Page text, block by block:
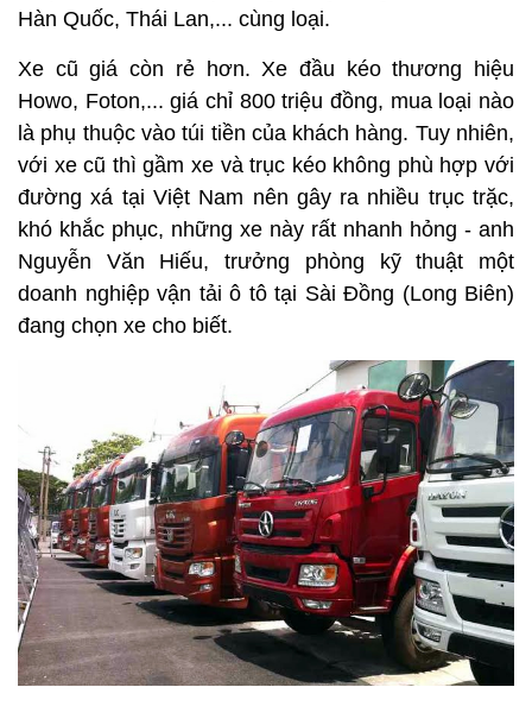
Hàn Quốc, Thái Lan,... cùng loại.
Xe cũ giá còn rẻ hơn. Xe đầu kéo thương hiệu
Howo, Foton,... giá chỉ 800 triệu đồng, mua loại nào
là phụ thuộc vào túi tiền của khách hàng. Tuy nhiên,
với xe cũ thì gầm xe và trục kéo không phù hợp với
đường xá tại Việt Nam nên gây ra nhiều trục trặc,
khó khắc phục, những xe này rất nhanh hỏng - anh
Nguyễn Văn Hiếu, trưởng phòng kỹ thuật một
doanh nghiệp vận tải ô tô tại Sài Đồng (Long Biên)
đang chọn xe cho biết.